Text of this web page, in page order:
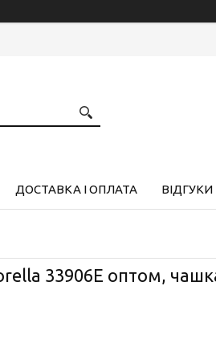
ДОСТАВКА І ОПЛАТА ВІДГУКИ
33906E оптом,